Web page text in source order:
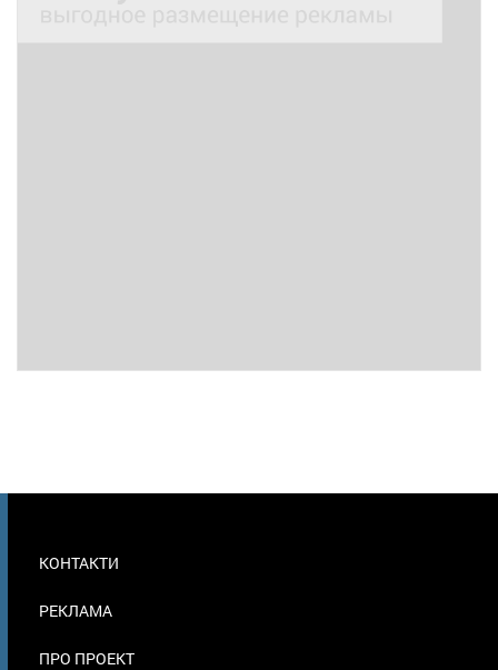
В
КОНТАКТИ
РЕКЛАМА
ПРО ПРОЕКТ